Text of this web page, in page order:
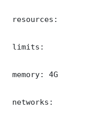
resources:
limits:
memory: 4G
networks: